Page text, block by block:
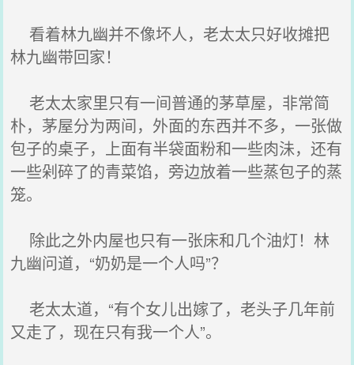
看着林九幽并不像坏人，老太太只好收摊把
林九幽带回家！
老太太家里只有一间普通的茅草屋，非常简
朴，茅屋分为两间，外面的东西并不多，一张做
包子的桌子，上面有半袋面粉和一些肉沬，还有
一些剁碎了的青菜馅，旁边放着一些蒸包子的蒸
笼。
除此之外内屋也只有一张床和几个油灯！林
九幽问道，“奶奶是一个人吗”？
老太太道，“有个女儿出嫁了，老头子几年前
又走了，现在只有我一个人”。